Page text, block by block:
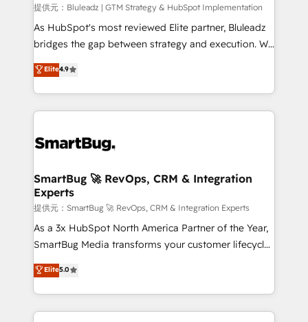
HubSpot導入・活用支援 顧客データの一元化から、
GTMの見える化・自動化まで。全Hub統合運用、デー
タ品質設計、グループ横断のCRM統合に対応します。
の一部をAIが自律実行する組織への移行を設計・実装。
Breeze・Claude等をHubSpotと連携させ、役割定義・
革を、構想から実装・定着までPMOとして主導。「設
の統合・浸透・変革管理を実行します。 ▸ CMS戦略設
計・構築：リード獲得・CVR・SEOを前提にした情報設
計・導線設計・テンプレート設計をContent Hubで一体
提供。 ▸ 既存CRM・MAからの移行支援：Salesforce・
Marketo・Pardot等からの移行、カスタム設計、履歴
Perplexity等のAI検索からの流入・引用を前提にコンテ
ンツとサイト構造を最適化。 🏆 なぜ100incを選ぶの
提供元：Bluleadz | GTM Strategy & HubSpot Implementation
As HubSpot's most reviewed Elite partner, Bluleadz
bridges the gap between strategy and execution. We
don't just "set up tools" — we install the GTM
Operating System (GTM OS) to align your leadership
and engineer a portal that drives predictable
revenue velocity. 🚀 GTM Strategy & Alignment
stalling growth. Fix your ICP, Math, and Story to stop
Scalable Architecture: Zero-technical-debt setup
across all Hubs, validated by our 7 HubSpot
Accreditations. AI-Powered RevOps: Breeze AI,
custom AI agents, and high-integrity migrations for
total reporting clarity. Security & Compliance: SOC 2
security. 🏆 Why Bluleadz? GTM OS Partner | 16+
Years Experience | 1,000+ Five-Star Reviews
Elite4.9
SmartBug 🚀 RevOps, CRM & Integration
Experts
提供元：SmartBug 🚀 RevOps, CRM & Integration Experts
As a 3x HubSpot North America Partner of the Year,
SmartBug Media transforms your customer lifecycle
into a revenue engine. Our unified ecosystem
includes specialized divisions Globalia (AI &
Software) and Point Success Media (Paid Media),
making this the official home for all three brands. 🔄
Elite5.0